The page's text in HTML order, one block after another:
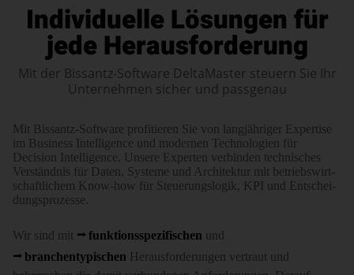
Individuelle Lösungen für
jede Herausforderung
Mit der Bissantz-Software DeltaMaster steuern Sie Ihr
Unternehmen sicher und passgenau
Mit Bissantz-Software profitieren Sie von lang­jähriger Expertise
im Business Intelligence und modernen Techno­logien für
Decision Intelligence. Unsere Experten verbinden tech­nisches
Verständ­nis für Daten, Systeme und Archi­tektur mit betriebs­wirt­
schaft­lichem Know-how für Steuerungs­logik, KPI und Ent­schei­
dungs­prozesse.
Wir sind mit funktions­spezi­fischen und
branchen­typischen Heraus­forderungen vertraut und